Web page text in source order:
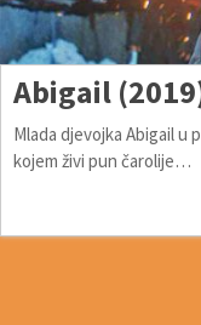
Abigail
Mlada djevojka Abigail u
kojem živi pun čarolije…